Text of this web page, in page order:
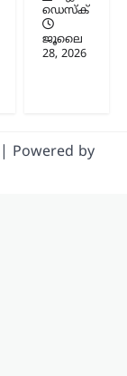
ഡെസ്ക്
ജൂലൈ
28, 2026
| Powered by